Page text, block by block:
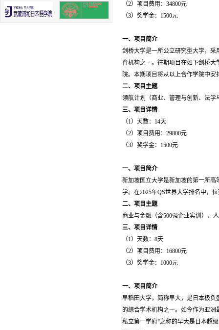
（2）项目费用：34800元
（3）奖学金：1500元
一、项目简介
剑桥大学是一所公立研究型大学，
育机构之一。往期项目在如下剑桥
院。本期项目将从以上合作学院中安
二、项目主题
领航计划（商业、管理与创新、法
三、项目详情
（1）天数：14天
（2）项目费用：29800元
（3）奖学金：1500元
一、项目简介
新加坡国立大学是新加坡的第一所
学。在2025年QS世界大学排名中，
二、项目主题
商业与金融（含500强企业实训）、
三、项目详情
（1）天数：8天
（2）项目费用：16800元
（3）奖学金：1000元
一、项目简介
早稻田大学，简称早大，是日本极负
的综合学术机构之一。如今作为亚
私立第一学府”之称的早大是日本超